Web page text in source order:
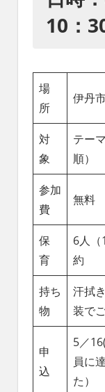
か
な
ま
10：
場
所
伊丹
対
象
テー
順）
参加
費
無料
保
育
6人
約
持ち
物
汗拭
装で
申
込
5／
員に
た）